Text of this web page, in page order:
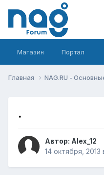
Магазин Портал
Главная NAG.RU -
.
Автор: Alex_12
14 октября, 2013